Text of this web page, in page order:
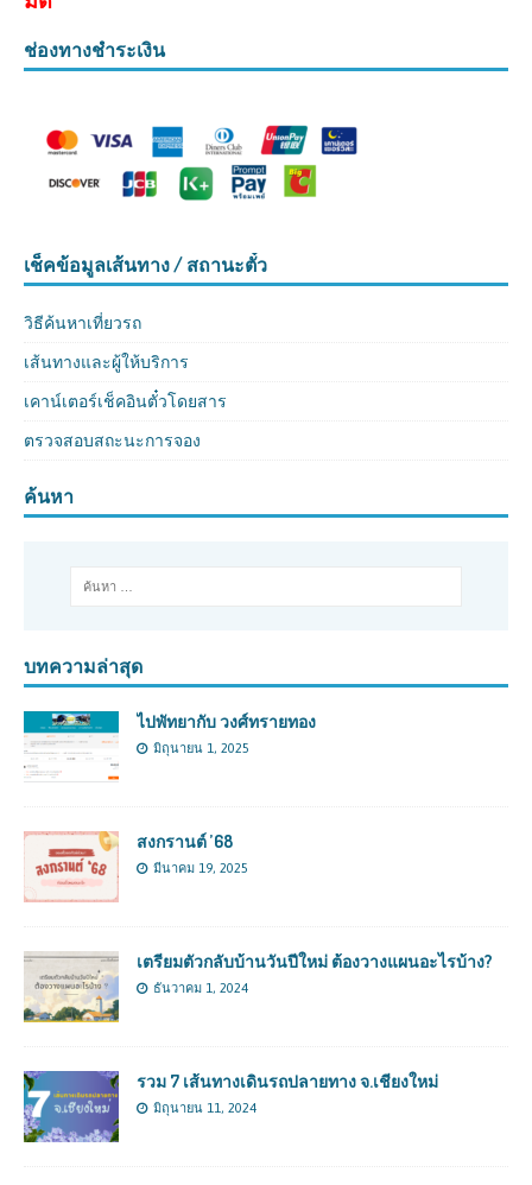
ช่องทางชำระเงิน
เช็คข้อมูลเส้นทาง / สถานะตั๋ว
วิธีค้นหาเที่ยวรถ
เส้นทางและผู้ให้บริการ
เคาน์เตอร์เช็คอินตั๋วโดยสาร
ตรวจสอบสถะนะการจอง
ค้นหา
บทความล่าสุด
ไปพัทยากับ วงศ์ทรายทอง
มิถุนายน 1, 2025
สงกรานต์ ’68
มีนาคม 19, 2025
เตรียมตัวกลับบ้านวันปีใหม่ ต้องวางแผนอะไรบ้าง?
ธันวาคม 1, 2024
รวม 7 เส้นทางเดินรถปลายทาง จ.เชียงใหม่
มิถุนายน 11, 2024